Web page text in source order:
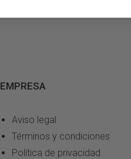
EMPRESA
Aviso legal
Términos y condiciones
Política de privacidad